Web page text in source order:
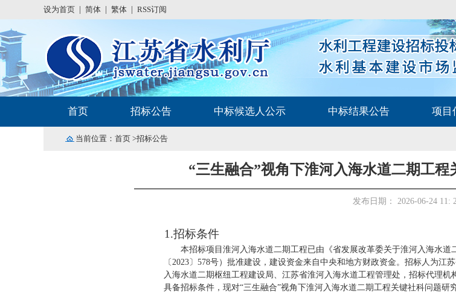
设为首页 简体 繁体 RSS订阅
首页 招标公告 中标候选人公示 中标结果公告 项目
当前位置： 首页 >招标公告
“三生融合”视角下淮河入海水道二期工
发布日期： 2026-06-24 11:
1.招标条件
本招标项目淮河入海水道二期工程已由《省发展改革委关于淮河入海水
〔 2023〕578号）批准建设，建设资金来自中央和地方财政资金。招标人为江
入海水道二期枢纽工程建设局、江苏省淮河入海水道工程管理处 ，招标代理机
具备招标条件，现对“三生融合”视角下淮河入海水道二期工程关键社科问题研